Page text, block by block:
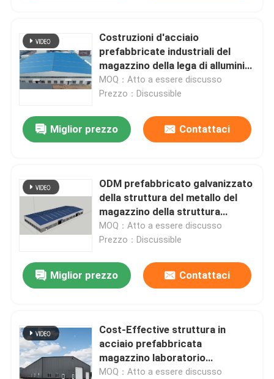
Costruzioni d'acciaio
prefabbricate industriali del
magazzino della lega di alluminio
personalizzabili
MOQ：Atto a essere discusso
Prezzo：Discussible
Miglior prezzo Contattaci
ODM prefabbricato galvanizzato
della struttura del metallo del
magazzino della struttura
d'acciaio
MOQ：Atto a essere discusso
Prezzo：Discussible
Miglior prezzo Contattaci
Cost-Effective struttura in
acciaio prefabbricata
magazzino laboratorio
industriale design modulare
MOQ：Atto a essere discusso